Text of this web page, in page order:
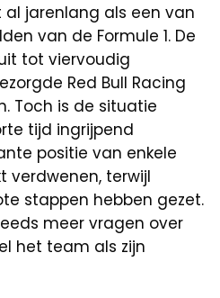
al jarenlang als een van
van de Formule 1. De
tot viervoudig
Red Bull Racing
Toch is de situatie
tijd ingrijpend
positie van enkele
verdwenen, terwijl
stappen hebben gezet.
meer vragen over
het team als zijn